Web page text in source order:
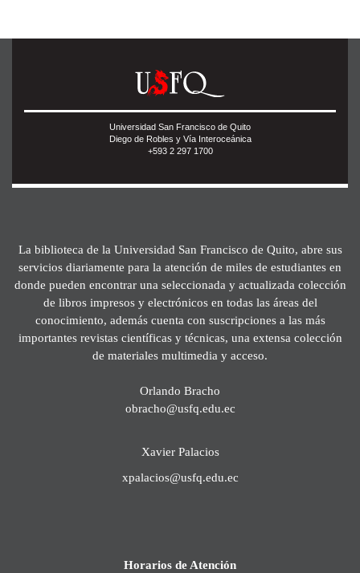
Universidad San Francisco de Quito
Diego de Robles y Vía Interoceánica
+593 2 297 1700
La biblioteca de la Universidad San Francisco de Quito, abre sus
servicios diariamente para la atención de miles de estudiantes en
donde pueden encontrar una seleccionada y actualizada colección
de libros impresos y electrónicos en todas las áreas del
conocimiento, además cuenta con suscripciones a las más
importantes revistas científicas y técnicas, una extensa colección
de materiales multimedia y acceso.
Orlando Bracho
obracho@usfq.edu.ec
Xavier Palacios
xpalacios@usfq.edu.ec
Horarios de Atención